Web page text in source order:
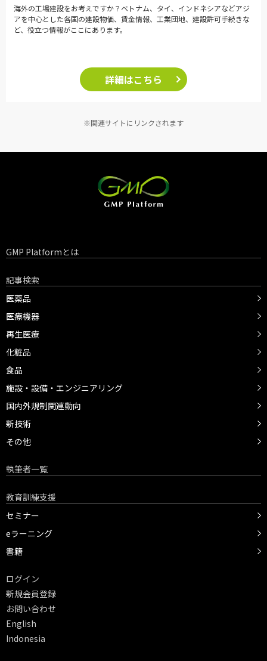
海外の工場建設をお考えですか？ベトナム、タイ、インドネシアなどアジ
アを中心とした各国の建設物価、賃金情報、工業団地、建設許可手続きな
ど、役立つ情報がここにあります。
詳細はこちら
※関連サイトにリンクされます
GMP Platformとは
記事検索
医薬品
医療機器
再生医療
化粧品
食品
施設・設備・エンジニアリング
国内外規制関連動向
新技術
その他
執筆者一覧
教育訓練支援
セミナー
eラーニング
書籍
ログイン
新規会員登録
お問い合わせ
English
Indonesia